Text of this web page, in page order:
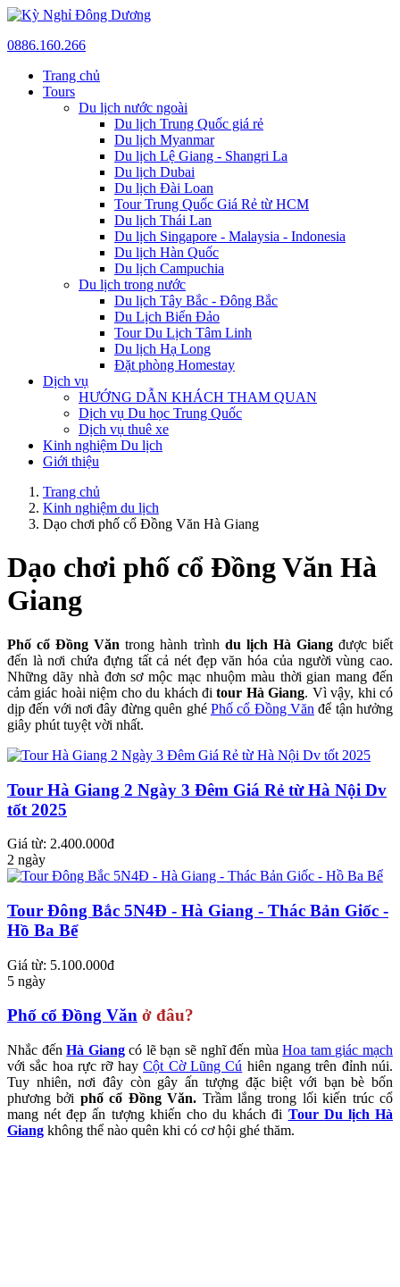
0886.160.266
Trang chủ
Tours
Du lịch nước ngoài
Du lịch Trung Quốc giá rẻ
Du lịch Myanmar
Du lịch Lệ Giang - Shangri La
Du lịch Dubai
Du lịch Đài Loan
Tour Trung Quốc Giá Rẻ từ HCM
Du lịch Thái Lan
Du lịch Singapore - Malaysia - Indonesia
Du lịch Hàn Quốc
Du lịch Campuchia
Du lịch trong nước
Du lịch Tây Bắc - Đông Bắc
Du Lịch Biển Đảo
Tour Du Lịch Tâm Linh
Du lịch Hạ Long
Đặt phòng Homestay
Dịch vụ
HƯỚNG DẪN KHÁCH THAM QUAN
Dịch vụ Du học Trung Quốc
Dịch vụ thuê xe
Kinh nghiệm Du lịch
Giới thiệu
Trang chủ
Kinh nghiệm du lịch
Dạo chơi phố cổ Đồng Văn Hà Giang
Dạo chơi phố cổ Đồng Văn Hà
Giang
Phố cổ Đồng Văn trong hành trình du lịch Hà Giangđược biết
đến là nơi chứa đựng tất cả nét đẹp văn hóa của người vùng cao.
Những dãy nhà đơn sơ mộc mạc nhuộm màu thời gian mang đến
cảm giác hoài niệm cho du khách đitour Hà Giang. Vì vậy, khi có
dịp đến với nơi đây đừng quên ghé Phố cổ Đồng Văn để tận hưởng
giây phút tuyệt vời nhất.
Tour Hà Giang 2 Ngày 3 Đêm Giá Rẻ từ Hà Nội Dv
tốt 2025
Giá từ: 2.400.000đ
2 ngày
Tour Đông Bắc 5N4Đ - Hà Giang - Thác Bản Giốc -
Hồ Ba Bể
Giá từ: 5.100.000đ
5 ngày
Phố cổ Đồng Văn ở đâu?
Nhắc đếnHà Giang có lẽ bạn sẽ nghĩ đến mùaHoa tam giác mạch
với sắc hoa rực rỡ hayCột Cờ Lũng Cú hiên ngang trên đỉnh núi.
Tuy nhiên, nơi đây còn gây ấn tượng đặc biệt với bạn bè bốn
phương bởi phố cổ Đồng Văn. Trầm lắng trong lối kiến trúc cổ
mang nét đẹp ấn tượng khiến cho du khách đi Tour Du lịch Hà
Giang không thể nào quên khi có cơ hội ghé thăm.